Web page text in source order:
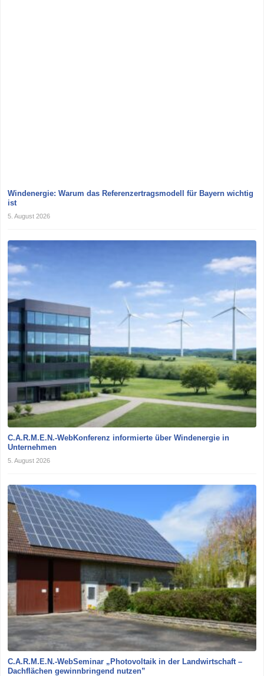
Windenergie: Warum das Referenzertragsmodell für Bayern wichtig
ist
5. August 2026
C.A.R.M.E.N.-WebKonferenz informierte über Windenergie in
Unternehmen
5. August 2026
C.A.R.M.E.N.-WebSeminar „Photovoltaik in der Landwirtschaft –
Dachflächen gewinnbringend nutzen”